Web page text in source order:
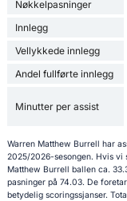
Nøkkelpasninger
Innlegg
Vellykkede innlegg
Andel fullførte innlegg
Minutter per assist
Warren Matthew Burrell har
2025/2026-sesongen. Hvis vi
Matthew Burrell ballen ca.
pasninger på 74.03. De
betydelig scoringssjanser.